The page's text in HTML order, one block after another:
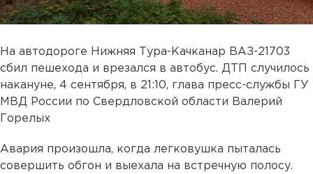
На автодороге Нижняя Тура-Качканар ВАЗ-21703
сбил пешехода и врезался в автобус. ДТП случилось
накануне, 4 сентября, в 21:10, глава пресс-службы ГУ
МВД России по Свердловской области Валерий
Горелых
Авария произошла, когда легковушка пыталась
совершить обгон и выехала на встречную полосу.